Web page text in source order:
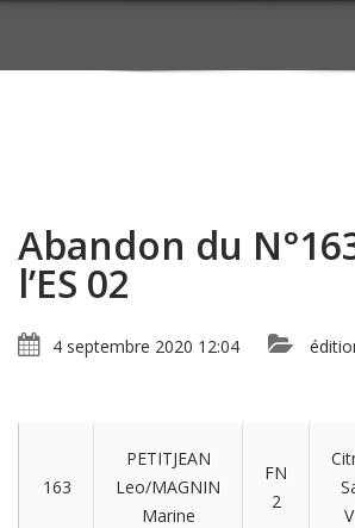
Abandon du
l’ES 02
4 septembre 2020 12:04
163
PETITJEAN
Leo/MAGNIN
Marine
FN
2